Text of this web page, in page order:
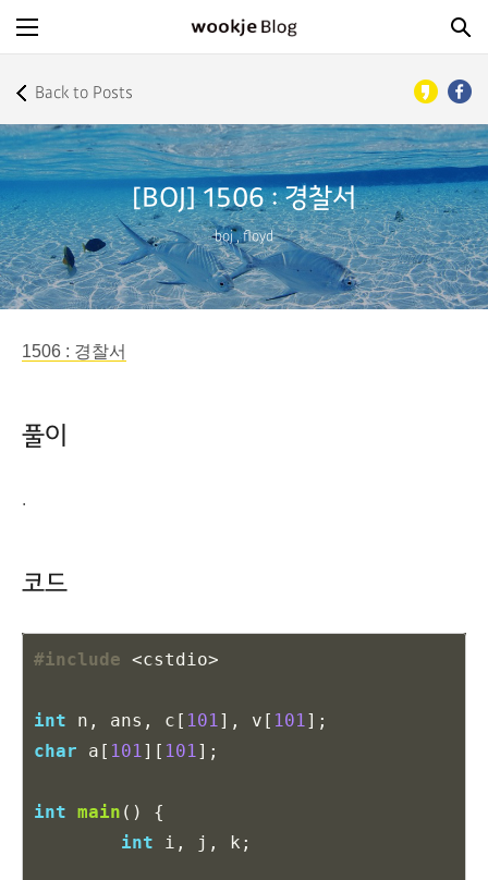
Back to Posts
[BOJ] 1506 : 경찰서
boj,floyd
1506 : 경찰서
풀이
.
코드
#include <cstdio>
int n , ans , c [ 101], v [ 101];
char
a [ 101][ 101];
int main ()
{
int
i , j , k ;